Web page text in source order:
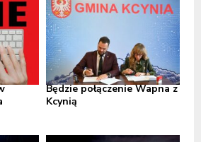
Będzie połączenie Wapna z
Kcynią